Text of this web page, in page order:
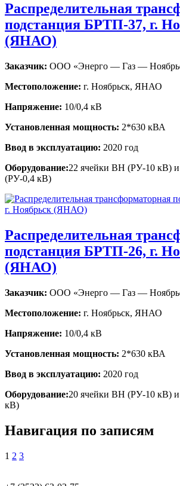
Распределительная
подстанция БРТП-37, г.
(ЯНАО)
Заказчик: ООО «Энерго — Газ —
Местоположение: г. Ноябрьск, ЯНАО
Напряжение: 10/0,4 кВ
Установленная мощность: 2*630 кВА
Ввод в эксплуатацию: 2020 год
Оборудование:22 ячейки ВН (РУ-10 кВ)
(РУ-0,4 кВ)
Распределительная
подстанция БРТП-26, г.
(ЯНАО)
Заказчик: ООО «Энерго — Газ —
Местоположение: г. Ноябрьск, ЯНАО
Напряжение: 10/0,4 кВ
Установленная мощность: 2*630 кВА
Ввод в эксплуатацию: 2020 год
Оборудование:20 ячейки ВН (РУ-10 кВ)
кВ)
Навигация по записям
1 2 3